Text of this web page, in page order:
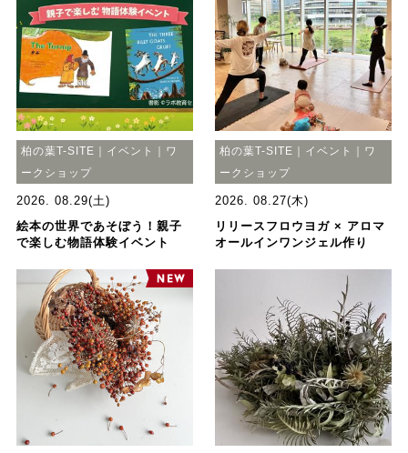
柏の葉T-SITE｜イベント｜ワ
ークショップ
2026. 08.29(土)
絵本の世界であそぼう！親子
で楽しむ物語体験イベント
柏の葉T-SITE｜イベント｜ワ
ークショップ
2026. 08.27(木)
リリースフロウヨガ × アロマ
オールインワンジェル作り